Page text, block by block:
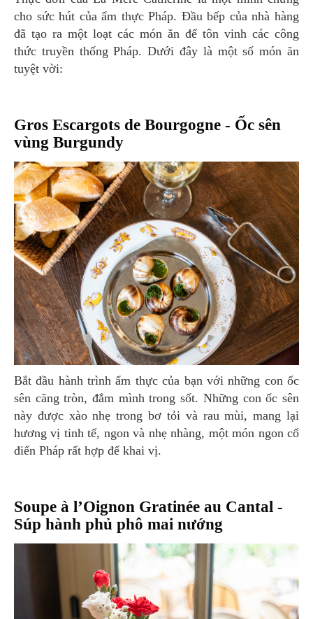
cho sức hút của ẩm thực Pháp. Đầu bếp của nhà hàng
đã tạo ra một loạt các món ăn để tôn vinh các công
thức truyền thống Pháp. Dưới đây là một số món ăn
tuyệt vời:
Gros Escargots de Bourgogne - Ốc sên
vùng Burgundy
Bắt đầu hành trình ẩm thực của bạn với những con ốc
sên căng tròn, đắm mình trong sốt. Những con ốc sên
này được xào nhẹ trong bơ tỏi và rau mùi, mang lại
hương vị tinh tế, ngon và nhẹ nhàng, một món ngon cổ
điển Pháp rất hợp để khai vị.
Soupe à l’Oignon Gratinée au Cantal -
Súp hành phủ phô mai nướng